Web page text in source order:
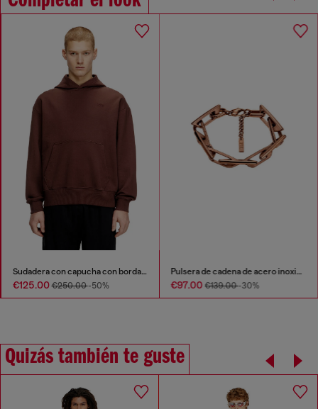
Sudadera con capucha con bordado del logotipo
€125.00€250.00-50%
Pulsera de cadena de acero inoxidable
€97.00€139.00-30%
Quizás también te guste